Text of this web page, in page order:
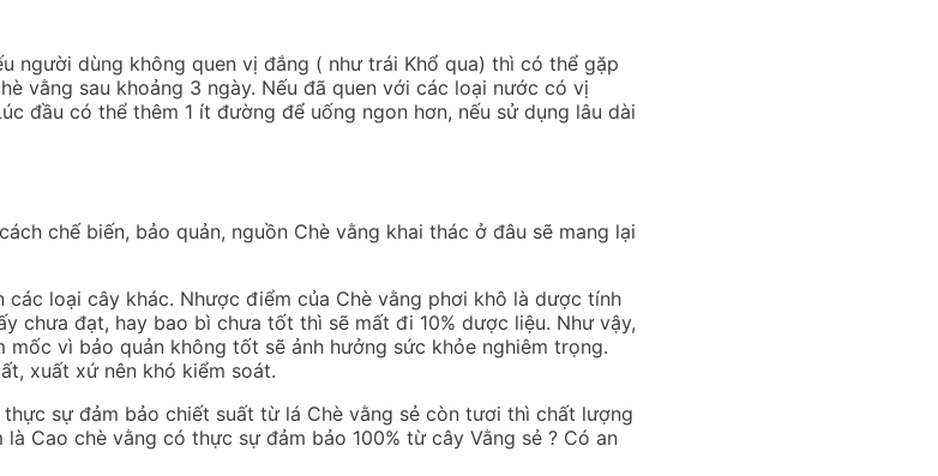
người dùng không quen vị đắng ( như trái Khổ qua) thì có thể gặp
vằng sau khoảng 3 ngày. Nếu đã quen với các loại nước có vị
đầu có thể thêm 1 ít đường để uống ngon hơn, nếu sử dụng lâu dài
chế biến, bảo quản, nguồn Chè vằng khai thác ở đâu sẽ mang lại
loại cây khác. Nhược điểm của Chè vằng phơi khô là dược tính
chưa đạt, hay bao bì chưa tốt thì sẽ mất đi 10% dược liệu. Như vậy,
vì bảo quản không tốt sẽ ảnh hưởng sức khỏe nghiêm trọng.
xuất xứ nên khó kiểm soát.
sự đảm bảo chiết suất từ lá Chè vằng sẻ còn tươi thì chất lượng
Cao chè vằng có thực sự đảm bảo 100% từ cây Vằng sẻ ? Có an